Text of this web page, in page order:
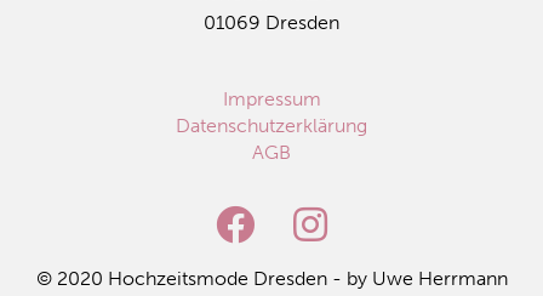
01069 Dres­den
Impressum
Datenschutzerklärung
AGB
© 2020 Hoch­zeits­mo­de Dres­den - by Uwe Herr­mann